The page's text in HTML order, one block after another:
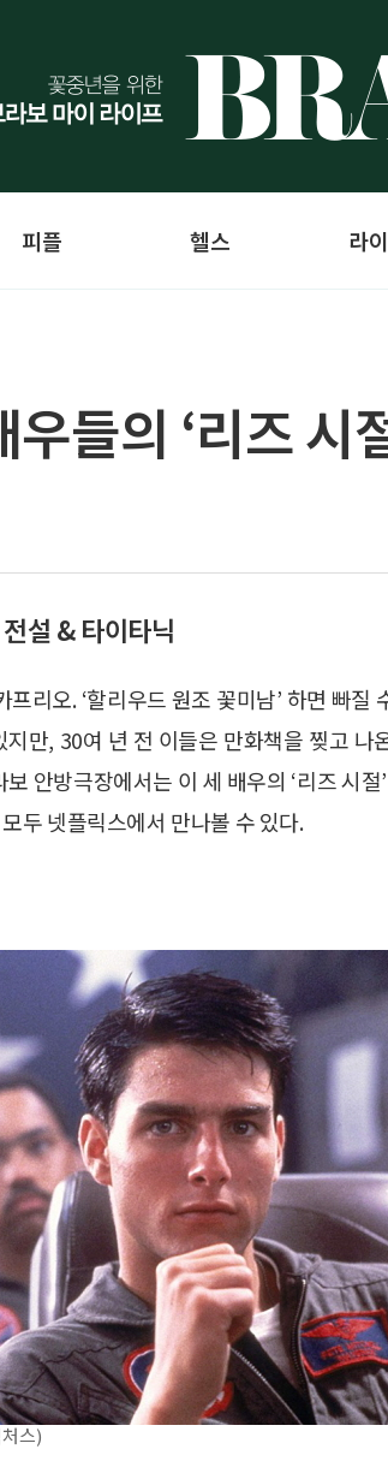
피플 헬스 라
들의 ‘리즈 시
설 & 타이타닉
리오. ‘할리우드 원조 꽃미남’ 하면 빠질
만, 30여 년 전 이들은 만화책을 찢고 나
안방극장에서는 이 세 배우의 ‘리즈 시절
두 넷플릭스에서 만나볼 수 있다.
스)